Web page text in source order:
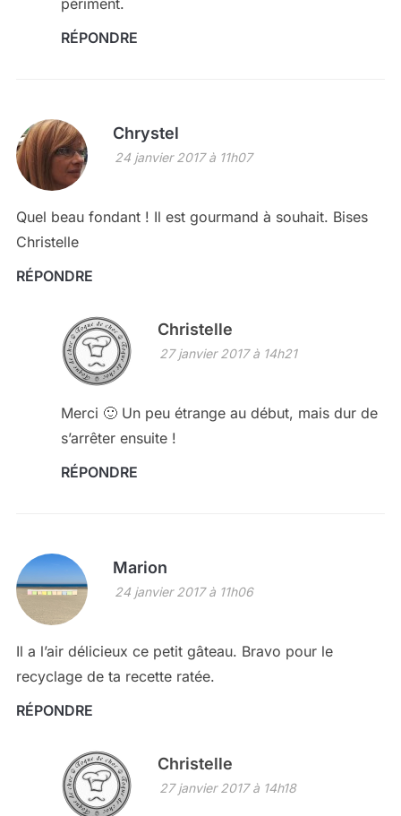
RÉPONDRE
Chrystel
24 janvier 2017 à 11h07
Quel beau fondant ! Il est gourmand à souhait. Bises
Christelle
RÉPONDRE
Christelle
27 janvier 2017 à 14h21
Merci 🙂 Un peu étrange au début, mais dur de
s’arrêter ensuite !
RÉPONDRE
Marion
24 janvier 2017 à 11h06
Il a l’air délicieux ce petit gâteau. Bravo pour le
recyclage de ta recette ratée.
RÉPONDRE
Christelle
27 janvier 2017 à 14h18